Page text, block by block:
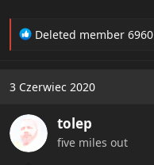
R
t
o
n
s
Deleted member 6960
3 Czerwiec 2020
tolep
five miles out